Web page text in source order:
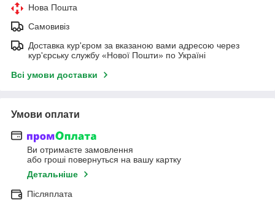
Нова Пошта
Самовивіз
Доставка кур'єром за вказаною вами адресою через
кур'єрську службу «Нової Пошти» по Україні
Всі умови доставки
Умови оплати
Ви отримаєте замовлення
або гроші повернуться на вашу картку
Детальніше
Післяплата